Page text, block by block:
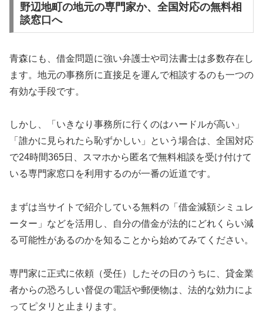
野辺地町の地元の専門家か、全国対応の無料相
談窓口へ
青森にも、借金問題に強い弁護士や司法書士は多数存在し
ます。地元の事務所に直接足を運んで相談するのも一つの
有効な手段です。
しかし、「いきなり事務所に行くのはハードルが高い」
「誰かに見られたら恥ずかしい」という場合は、全国対応
で24時間365日、スマホから匿名で無料相談を受け付けて
いる専門家窓口を利用するのが一番の近道です。
まずは当サイトで紹介している無料の「借金減額シミュレ
ーター」などを活用し、自分の借金が法的にどれくらい減
る可能性があるのかを知ることから始めてみてください。
専門家に正式に依頼（受任）したその日のうちに、貸金業
者からの恐ろしい督促の電話や郵便物は、法的な効力によ
ってピタリと止まります。